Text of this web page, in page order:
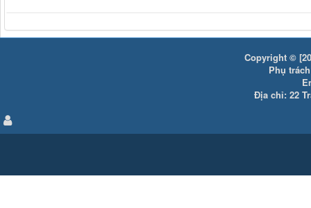
Copyright ©
Phụ
Địa chỉ: 22